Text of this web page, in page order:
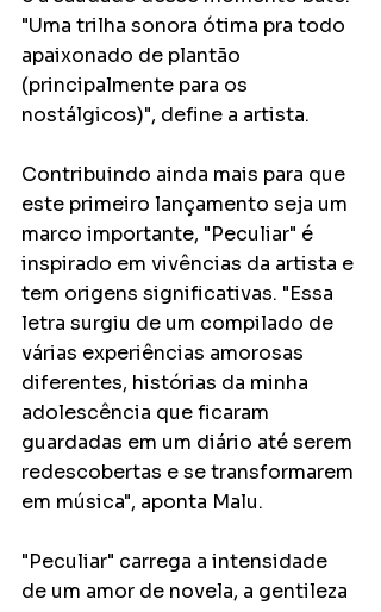
"Uma trilha sonora ótima pra todo
apaixonado de plantão
(principalmente para os
nostálgicos)", define a artista.
Contribuindo ainda mais para que
este primeiro lançamento seja um
marco importante, "Peculiar" é
inspirado em vivências da artista e
tem origens significativas. "Essa
letra surgiu de um compilado de
várias experiências amorosas
diferentes, histórias da minha
adolescência que ficaram
guardadas em um diário até serem
redescobertas e se transformarem
em música", aponta Malu.
"Peculiar" carrega a intensidade
de um amor de novela, a gentileza